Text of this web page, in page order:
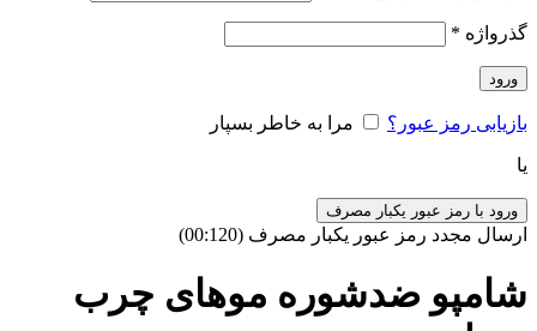
گذرواژه *
ورود
بازیابی رمز عبور؟ مرا به خاطر بسپار
یا
ورود با رمز عبور یکبار مصرف
ارسال مجدد رمز عبور یکبار مصرف (00:
120
)
شامپو ضدشوره موهای چرب